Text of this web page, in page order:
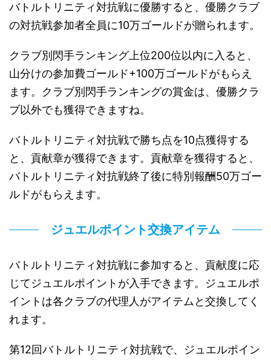
バトルトリニティ対抗戦に優勝すると、優勝クラブ
の対抗戦参加者全員に10万ゴールドが贈られます。
クラブ別閃手ランキング上位200位以内に入ると、
山分けの参加費ゴールド+100万ゴールドがもらえ
ます。クラブ別閃手ランキングの賞金は、優勝クラ
ブ以外でも獲得できますね。
バトルトリニティ対抗戦で勝ち点を10点獲得する
と、貢献章が獲得できます。貢献章を獲得すると、
バトルトリニティ対抗戦終了後に特別報酬50万ゴー
ルドがもらえます。
ジュエルポイント交換アイテム
バトルトリニティ対抗戦に参加すると、貢献度に応
じてジュエルポイントが入手できます。ジュエルポ
イントは各クラブの代理人がアイテムと交換してく
れます。
第12回バトルトリニティ対抗戦で、ジュエルポイン